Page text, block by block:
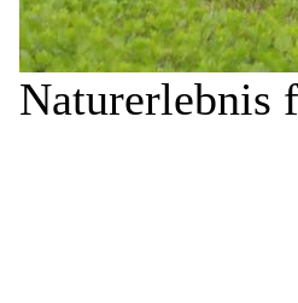
Naturerlebnis